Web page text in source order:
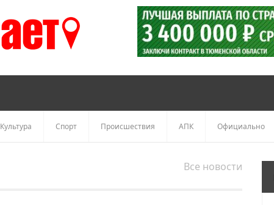
Культура Спорт Происшествия АПК Официально
Все новости